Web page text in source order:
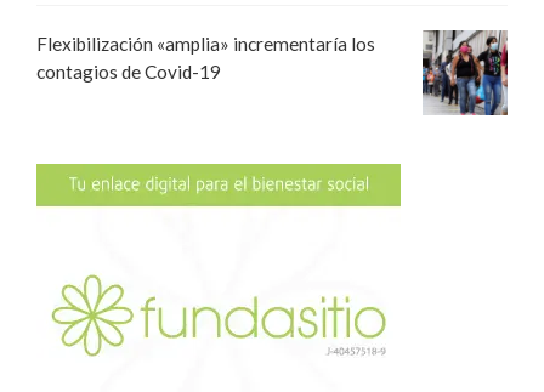
Flexibilización «amplia» incrementaría los
contagios de Covid-19